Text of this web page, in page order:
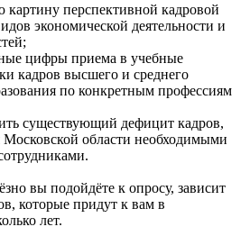
перспективной кадровой
экономической деятельности и
цифры приема в учебные
кадров высшего и среднего
по конкретным профессиям
существующий дефицит кадров,
Московской области необходимыми
вы подойдёте к опросу, зависит
которые придут к вам в
лет.